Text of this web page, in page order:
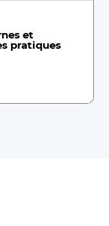
et
pratiques